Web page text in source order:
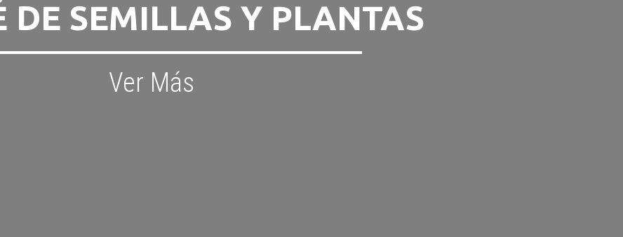
DE SEMILLAS Y PLANTAS
Ver Más